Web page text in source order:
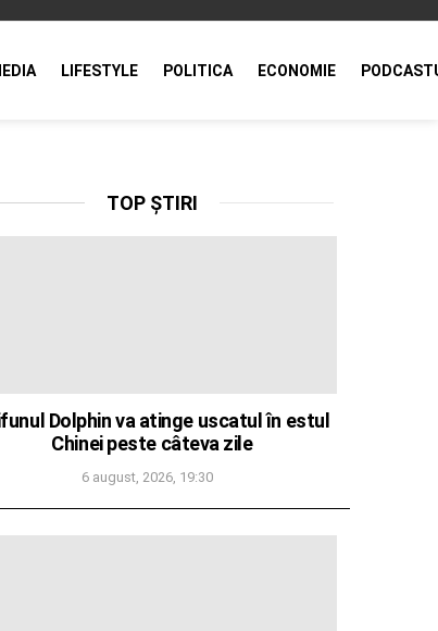
LIFESTYLE POLITICA ECONOMIE
TOP ȘTIRI
Dolphin va atinge uscatul în estul
Chinei peste câteva zile
6 august, 2026, 19:30